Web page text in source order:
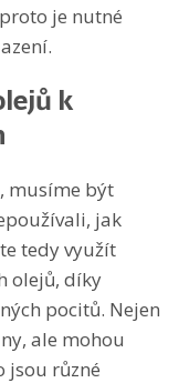
je nutné
k
musíme být
jak
tedy využít
olejů, díky
pocitů. Nejen
ale mohou
jsou různé